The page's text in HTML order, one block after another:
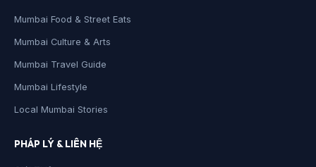
Mumbai Food & Street Eats
Mumbai Culture & Arts
Mumbai Travel Guide
Mumbai Lifestyle
Local Mumbai Stories
PHÁP LÝ & LIÊN HỆ